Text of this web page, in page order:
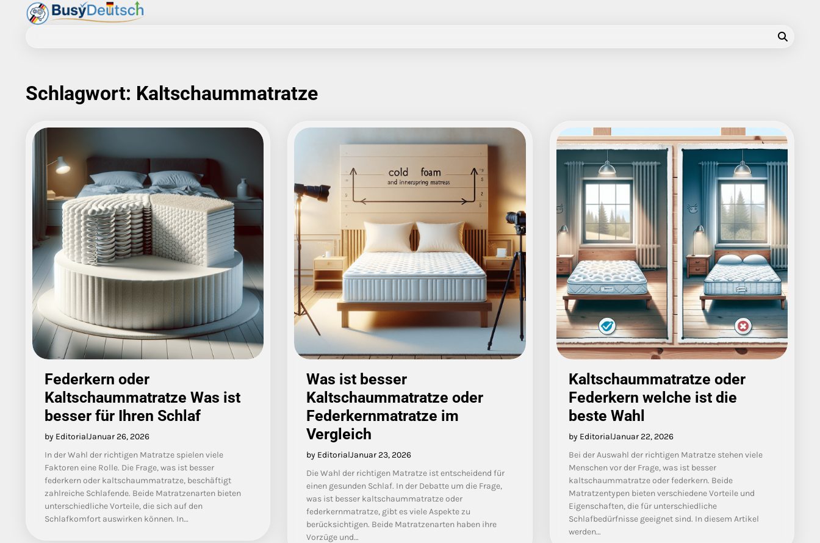
Schlagwort: Kaltschaummatratze
Federkern oder
Kaltschaummatratze Was ist
besser für Ihren Schlaf
by EditorialJanuar 26, 2026
In der Wahl der richtigen Matratze spielen viele
Faktoren eine Rolle. Die Frage, was ist besser
federkern oder kaltschaummatratze, beschäftigt
zahlreiche Schlafende. Beide Matratzenarten bieten
unterschiedliche Vorteile, die sich auf den
Schlafkomfort auswirken können. In…
Was ist besser
Kaltschaummatratze oder
Federkernmatratze im
Vergleich
by EditorialJanuar 23, 2026
Die Wahl der richtigen Matratze ist entscheidend für
einen gesunden Schlaf. In der Debatte um die Frage,
was ist besser kaltschaummatratze oder
federkernmatratze, gibt es viele Aspekte zu
berücksichtigen. Beide Matratzenarten haben ihre
Vorzüge und…
Kaltschaummatratze oder
Federkern welche ist die
beste Wahl
by EditorialJanuar 22, 2026
Bei der Auswahl der richtigen Matratze stehen viele
Menschen vor der Frage, was ist besser
kaltschaummatratze oder federkern. Beide
Matratzentypen bieten verschiedene Vorteile und
Eigenschaften, die für unterschiedliche
Schlafbedürfnisse geeignet sind. In diesem Artikel
werden…